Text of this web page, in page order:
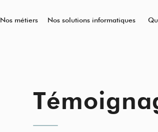
Nos métiers Nos solutions informatiques